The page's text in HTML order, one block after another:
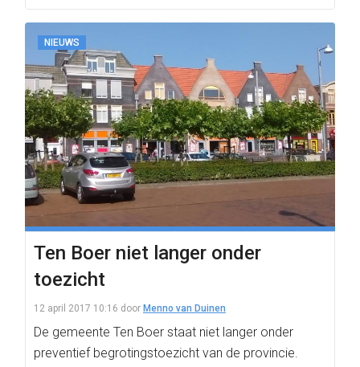
NIEUWS
Ten Boer niet langer onder
toezicht
12 april 2017 10:16 door Menno van Duinen
De gemeente Ten Boer staat niet langer onder
preventief begrotingstoezicht van de provincie.